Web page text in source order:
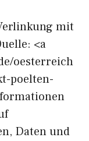
mit
<a
oesterreich
poelten-
Daten und